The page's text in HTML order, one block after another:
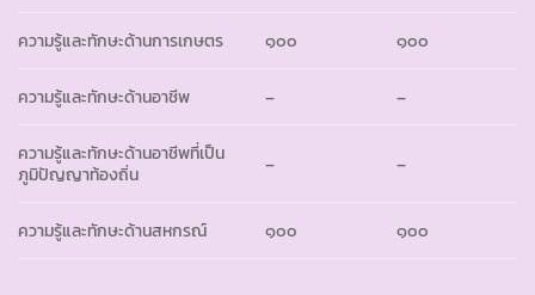
ความรู้และทักษะด้านการเกษตร ๑๐๐ ๑๐๐
ความรู้และทักษะด้านอาชีพ – –
ความรู้และทักษะด้านอาชีพที่เป็น
ภูมิปัญญาท้องถิ่น
– –
ความรู้และทักษะด้านสหกรณ์ ๑๐๐ ๑๐๐